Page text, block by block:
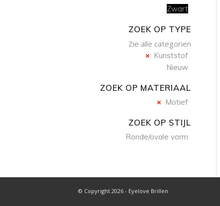
Zwart
ZOEK OP TYPE
Zie alle categorien
Kunststof
Nieuw
ZOEK OP MATERIAAL
Motief
ZOEK OP STIJL
Ronde/ovale vorm
© Copyright 2026 - Eyelove Brillen